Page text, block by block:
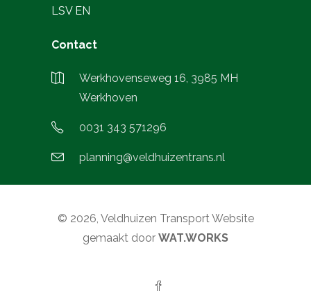
LSV EN
Contact
Werkhovenseweg 16, 3985 MH
Werkhoven
0031 343 571296
planning@veldhuizentrans.nl
© 2026, Veldhuizen Transport Website
gemaakt door WAT.WORKS